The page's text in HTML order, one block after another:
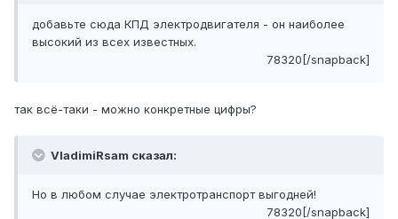
добавьте сюда КПД электродвигателя - он наиболее
высокий из всех известных.
78320[/snapback]
так всё-таки - можно конкретные цифры?
VladimiRsam сказал:
Но в любом случае электротранспорт выгодней!
78320[/snapback]